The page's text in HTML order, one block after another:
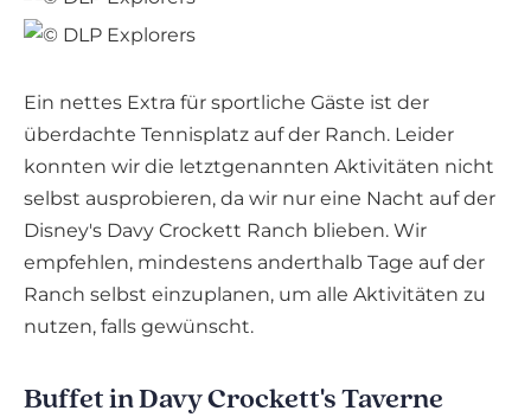
Ein nettes Extra für sportliche Gäste ist der
überdachte Tennisplatz auf der Ranch. Leider
konnten wir die letztgenannten Aktivitäten nicht
selbst ausprobieren, da wir nur eine Nacht auf der
Disney's Davy Crockett Ranch blieben. Wir
empfehlen, mindestens anderthalb Tage auf der
Ranch selbst einzuplanen, um alle Aktivitäten zu
nutzen, falls gewünscht.
Buffet inDavy Crockett's Taverne